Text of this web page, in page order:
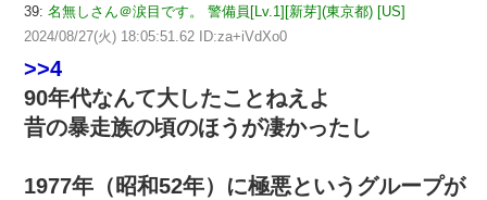
39: 名無しさん＠涙目です。 警備員[Lv.1][新芽](東京都) [US]
2024/08/27(火) 18:05:51.62 ID:za+iVdXo0
>>4
90年代なんて大したことねえよ
昔の暴走族の頃のほうが凄かったし
1977年（昭和52年）に極悪というグループが